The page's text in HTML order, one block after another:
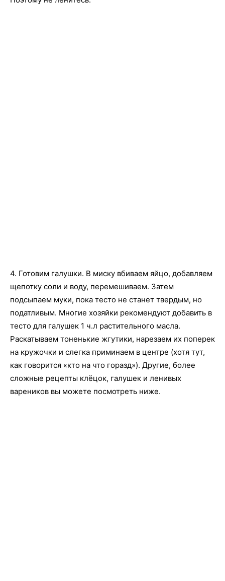
4. Готовим галушки. В миску вбиваем яйцо, добавляем
щепотку соли и воду, перемешиваем. Затем
подсыпаем муки, пока тесто не станет твердым, но
податливым. Многие хозяйки рекомендуют добавить в
тесто для галушек 1 ч.л растительного масла.
Раскатываем тоненькие жгутики, нарезаем их поперек
на кружочки и слегка приминаем в центре (хотя тут,
как говорится «кто на что горазд»). Другие, более
сложные рецепты клёцок, галушек и ленивых
вареников вы можете посмотреть ниже.